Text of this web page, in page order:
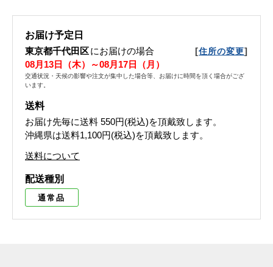
お届け予定日
東京都千代田区にお届けの場合 [住所の変更]
08月13日（木）～08月17日（月）
交通状況・天候の影響や注文が集中した場合等、お届けに時間を頂く場合がござ
います。
送料
お届け先毎に送料 550円(税込)を頂戴致します。
沖縄県は送料1,100円(税込)を頂戴致します。
送料について
配送種別
通常品